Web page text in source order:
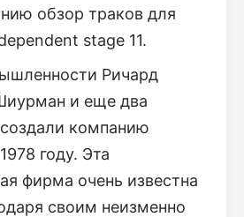
обзор траков для
stage 11.
Ричард
и еще два
компанию
году. Эта
фирма очень известна
своим неизменно